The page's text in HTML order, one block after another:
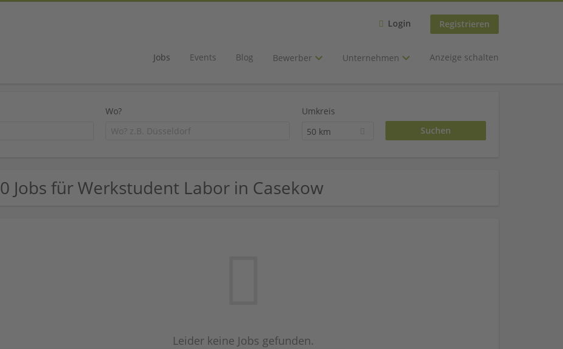
Login Registrieren
Jobs Events Blog Bewerber Unternehmen Anzeige schalten
Wo?
Umkreis
50 km
0 Jobs für Werkstudent Labor in Casekow
Leider keine Jobs gefunden.